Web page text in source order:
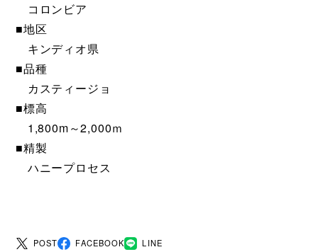
コロンビア
■地区
キンディオ県
■品種
カスティージョ
■標高
1,800m～2,000ｍ
■精製
ハニープロセス
POST FACEBOOK LINE